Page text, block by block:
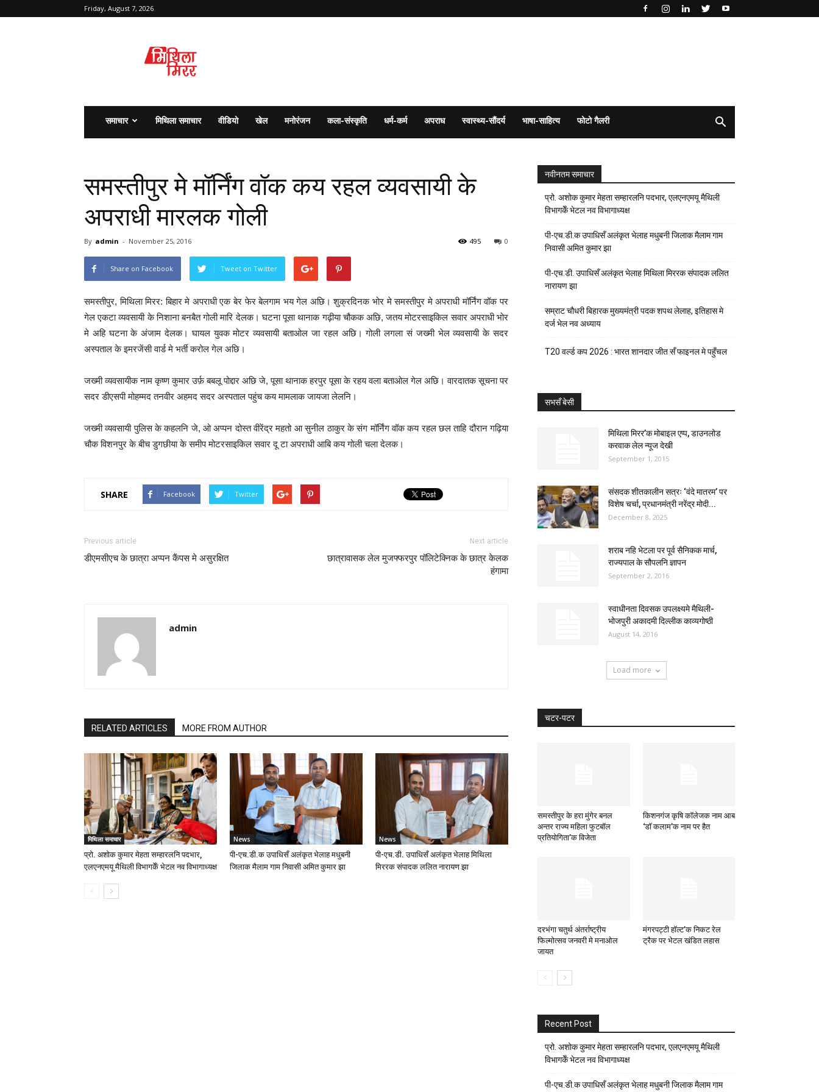
Friday, August 7, 2026
समाचार मिथिला समाचार वीडियो खेल मनोरंजन कला-संस्कृति धर्म-कर्म अपराध स्वास्थ्य-सौंदर्य भाषा-साहित्य फोटो गैलरी
समस्तीपुर मे मॉर्निंग वॉक कय रहल व्यवसायी के
अपराधी मारलक गोली
By admin - November 25, 2016 0
495
Share on Facebook Tweet on Twitter
समस्तीपुर, मिथिला मिरर: बिहार मे अपराधी एक बेर फेर बेलगाम भय गेल अछि। शुक्रदिनक भोर मे समस्तीपुर मे अपराधी मॉर्निंग वॉक पर
गेल एकटा व्यवसायी के निशाना बनबैत गोली मारि देलक। घटना पूसा थानाक गढ़ीया चौकक अछि, जतय मोटरसाइकिल सवार अपराधी भोर
मे अहि घटना के अंजाम देलक। घायल युवक मोटर व्यवसायी बताओल जा रहल अछि। गोली लगला सं जख्मी भेल व्यवसायी के सदर
अस्पताल के इमरजेंसी वार्ड मे भर्ती करोल गेल अछि।
जख्मी व्यवसायीक नाम कृष्ण कुमार उर्फ़ बबलू पोद्दार अछि जे, पूसा थानाक हरपुर पूसा के रहय वला बताओल गेल अछि। वारदातक सूचना पर
सदर डीएसपी मोहम्मद तनवीर अहमद सदर अस्पताल पहुंच कय मामलाक जायजा लेलनि।
जख्मी व्यवसायी पुलिस के कहलनि जे, ओ अप्पन दोस्त वीरेंद्र महतो आ सुनील ठाकुर के संग मॉर्निंग वॉक कय रहल छल ताहि दौरान गढ़िया
चौक विशनपुर के बीच डुगछीया के समीप मोटरसाइकिल सवार दू टा अपराधी आबि कय गोली चला देलक।
SHARE Facebook Twitter
Previous article
डीएमसीएच के छात्रा अप्पन कैंपस मे असुरक्षित
Next article
छात्रावासक लेल मुजफ्फरपुर पॉलिटेक्निक के छात्र केलक
हंगामा
admin
RELATED ARTICLES MORE FROM AUTHOR
मिथिला समाचार
प्रो. अशोक कुमार मेहता सम्हारलनि पदभार,
एलएनएमयू मैथिली विभागकेँ भेटल नव विभागाध्यक्ष
News
पी-एच.डी.क उपाधिसँ अलंकृत भेलाह मधुबनी
जिलाक मैलाम गाम निवासी अमित कुमार झा
News
पी-एच.डी. उपाधिसँ अलंकृत भेलाह मिथिला
मिररक संपादक ललित नारायण झा
नवीनतम समाचार
प्रो. अशोक कुमार मेहता सम्हारलनि पदभार, एलएनएमयू मैथिली
विभागकेँ भेटल नव विभागाध्यक्ष
पी-एच.डी.क उपाधिसँ अलंकृत भेलाह मधुबनी जिलाक मैलाम गाम
निवासी अमित कुमार झा
पी-एच.डी. उपाधिसँ अलंकृत भेलाह मिथिला मिररक संपादक ललित
नारायण झा
सम्राट चौधरी बिहारक मुख्यमंत्री पदक शपथ लेलाह, इतिहास मे
दर्ज भेल नव अध्याय
T20 वर्ल्ड कप 2026 : भारत शानदार जीत सँ फाइनल मे पहुँचल
सभसँ बेसी
मिथिला मिरर’क मोबाइल एप्प, डाउनलोड
करवाक लेल न्यूज देखी
September 1, 2015
संसदक शीतकालीन सत्रः ‘वंदे मातरम’ पर
विशेष चर्चा, प्रधानमंत्री नरेंद्र मोदी...
December 8, 2025
शराब नहि भेटला पर पूर्व सैनिकक मार्च,
राज्यपाल के सौपलनि ज्ञापन
September 2, 2016
स्वाधीनता दिवसक उपलक्ष्यमे मैथिली-
भोजपुरी अकादमी दिल्लीक काव्यगोष्ठी
August 14, 2016
Load more
चटर-पटर
समस्तीपुर के हरा मुंगेर बनल
अन्तर राज्य महिला फुटबॉल
प्रतियोगिता’क विजेता
किशनगंज कृषि काॅलेजक नाम आब
‘डाॅ कलाम’क नाम पर हैत
दरभंगा चतुर्थ अंतर्राष्ट्रीय
फिल्मोत्सव जनवरी मे मनाओल
जायत
मंगरपट्टी हॉल्ट’क निकट रेल
ट्रैक पर भेटल खंडित लहास
Recent Post
प्रो. अशोक कुमार मेहता सम्हारलनि पदभार, एलएनएमयू मैथिली
विभागकेँ भेटल नव विभागाध्यक्ष
पी-एच.डी.क उपाधिसँ अलंकृत भेलाह मधुबनी जिलाक मैलाम गाम